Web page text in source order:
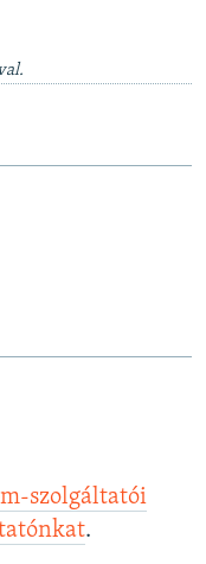
szolgáltatói
.